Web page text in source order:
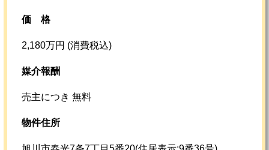
価格
2,180万円 (消費税込)
媒介報酬
売主につき 無料
物件住所